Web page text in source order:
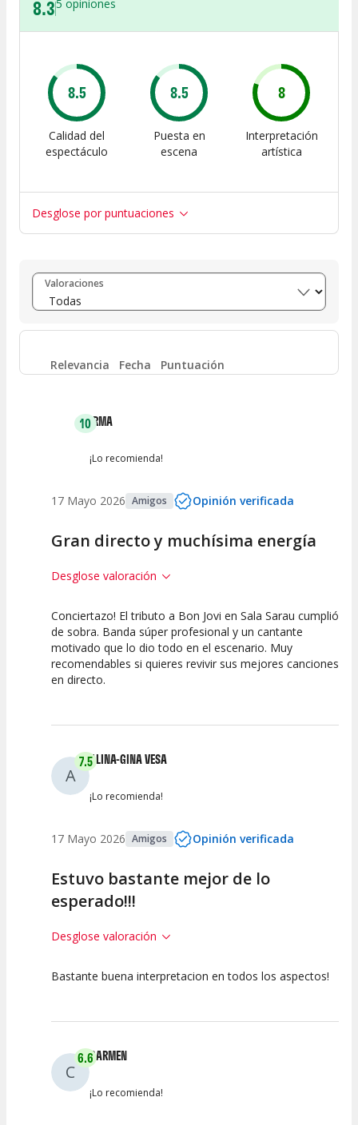
8.35 opiniones
8.5
Calidad del
espectáculo
8.5
Puesta en
escena
8
Interpretación
artística
Desglose por puntuaciones
Entre 8 y 10 (2)
Entre 6 y 8 (3)
Entre 4 y 6 0
Valoraciones
Relevancia Fecha Puntuación
10IRMA
¡Lo recomienda!
17 Mayo 2026 Amigos Opinión verificada
Gran directo y muchísima energía
Desglose valoración
10
Calidad del
Espectáculo
10
Puesta en
Escena
10
Interpretación
artística
Conciertazo! El tributo a Bon Jovi en Sala Sarau cumplió
de sobra. Banda súper profesional y un cantante
motivado que lo dio todo en el escenario. Muy
recomendables si quieres revivir sus mejores canciones
en directo.
A
7.5ALINA-GINA VESA
¡Lo recomienda!
17 Mayo 2026 Amigos Opinión verificada
Estuvo bastante mejor de lo
esperado!!!
Desglose valoración
7.5
Espectáculo
7.5
Escena
7.5
artística
Bastante buena interpretacion en todos los aspectos!
C
6.6CARMEN
¡Lo recomienda!